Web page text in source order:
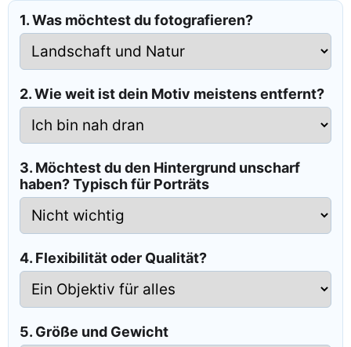
1. Was möchtest du fotografieren?
2. Wie weit ist dein Motiv meistens entfernt?
3. Möchtest du den Hintergrund unscharf
haben? Typisch für Porträts
4. Flexibilität oder Qualität?
5. Größe und Gewicht